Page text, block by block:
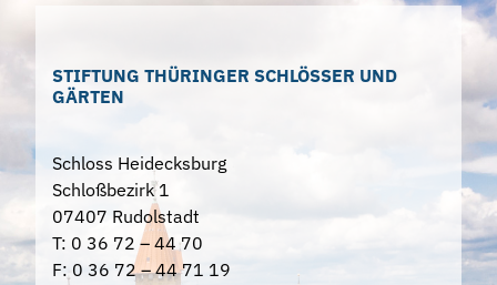
STIFTUNG THÜRINGER SCHLÖSSER UND
GÄRTEN
Schloss Heidecksburg
Schloßbezirk 1
07407 Rudolstadt
T: 0 36 72 – 44 70
F: 0 36 72 – 44 71 19